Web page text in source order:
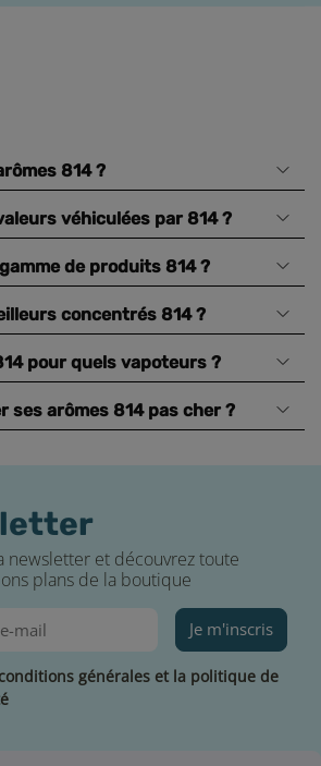
814 ?
véhiculées par 814 ?
de produits 814 ?
concentrés 814 ?
pour quels vapoteurs ?
ses arômes 814 pas cher ?
newsletter et découvrez toute
plans de la boutique
Je m'inscris
générales et la politique de